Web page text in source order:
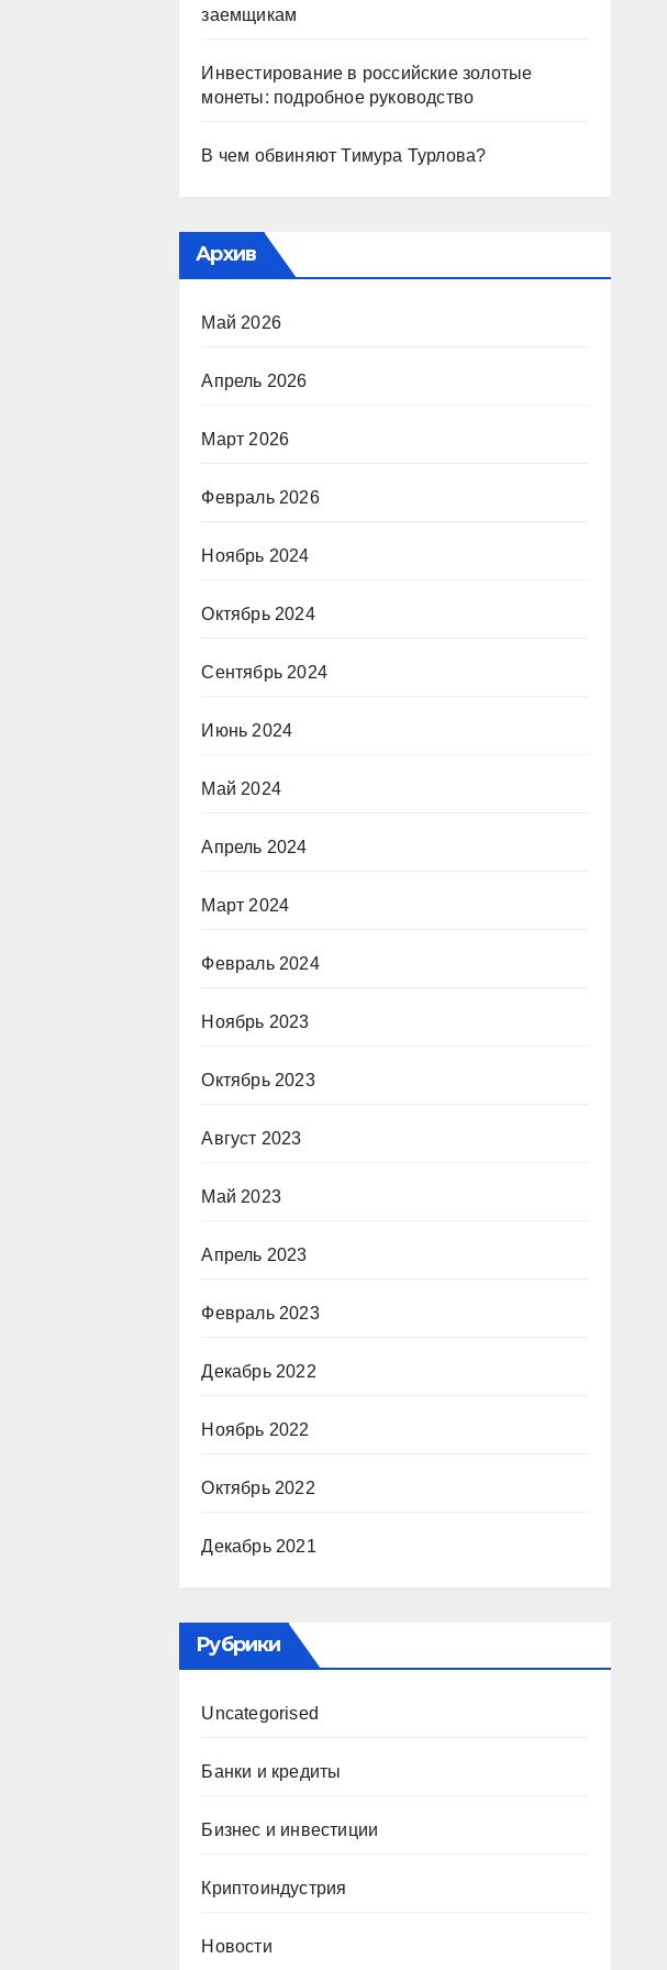
заемщикам
Инвестирование в российские золотые
монеты: подробное руководство
В чем обвиняют Тимура Турлова?
Архив
Май 2026
Апрель 2026
Март 2026
Февраль 2026
Ноябрь 2024
Октябрь 2024
Сентябрь 2024
Июнь 2024
Май 2024
Апрель 2024
Март 2024
Февраль 2024
Ноябрь 2023
Октябрь 2023
Август 2023
Май 2023
Апрель 2023
Февраль 2023
Декабрь 2022
Ноябрь 2022
Октябрь 2022
Декабрь 2021
Рубрики
Uncategorised
Банки и кредиты
Бизнес и инвестиции
Криптоиндустрия
Новости